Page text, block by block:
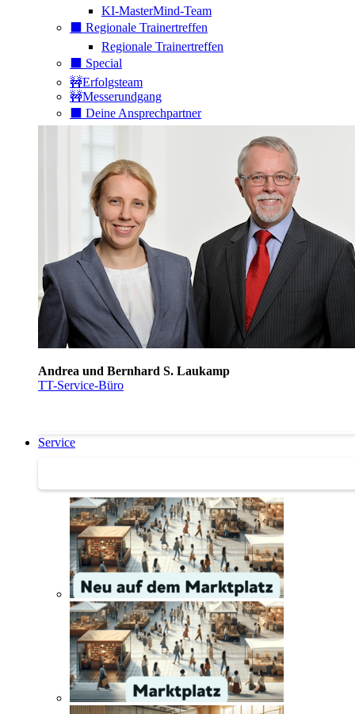
KI-MasterMind-Team
⬛️ Regionale Trainertreffen
Regionale Trainertreffen
⬛️ Special
🚧Erfolgsteam
🚧Messerundgang
⬛️ Deine Ansprechpartner
Andrea und Bernhard S. Laukamp
TT-Service-Büro
Service